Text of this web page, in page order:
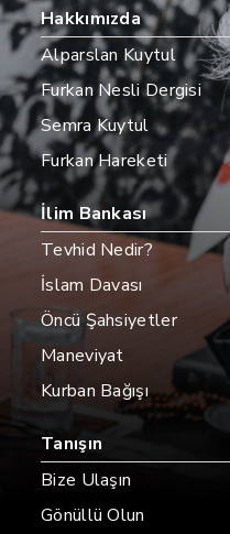
Hakkımızda
Alparslan Kuytul
Furkan Nesli Dergisi
Semra Kuytul
Furkan Hareketi
İlim Bankası
Tevhid Nedir?
İslam Davası
Öncü Şahsiyetler
Maneviyat
Kurban Bağışı
Tanışın
Bize Ulaşın
Gönüllü Olun